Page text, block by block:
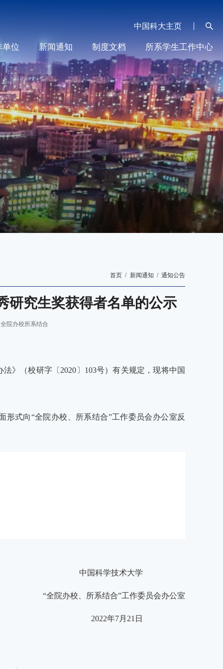
中国科大主页
单位 新闻通知 制度文档 所系学生工作中心
首页 新闻通知 通知公告
研究生奖获得者名单的公示
院办校所系结合
》（校研字〔 2020〕103号）有关规定，现将中国
形式向“全院办校、所系结合”工作委员会办公室反
中国科学技术大学
“全院办校、所系结合”工作委员会办公室
2022年7月21 日